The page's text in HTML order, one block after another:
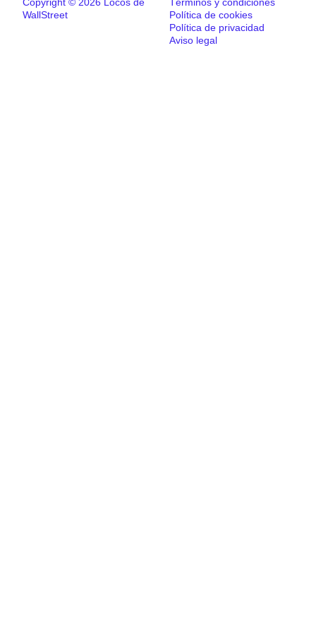
WallStreet
Política de cookies
Política de privacidad
Aviso legal